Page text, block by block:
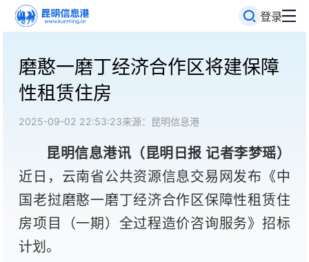
登录
磨憨一磨丁经济合作区将建保障
性租赁住房
2025-09-02 22:53:23来源：昆明信息港
昆明信息港讯（昆明日报 记者李梦瑶）
近日，云南省公共资源信息交易网发布《中
国老挝磨憨一磨丁经济合作区保障性租赁住
房项目（一期）全过程造价咨询服务》招标
计划。